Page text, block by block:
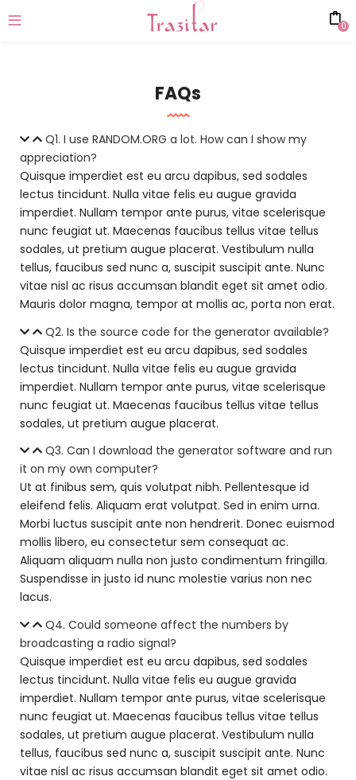
0
FAQs
Q1. I use RANDOM.ORG a lot. How can I show my
appreciation?
Quisque imperdiet est eu arcu dapibus, sed sodales
lectus tincidunt. Nulla vitae felis eu augue gravida
imperdiet. Nullam tempor ante purus, vitae scelerisque
nunc feugiat ut. Maecenas faucibus tellus vitae tellus
sodales, ut pretium augue placerat. Vestibulum nulla
tellus, faucibus sed nunc a, suscipit suscipit ante. Nunc
vitae nisl ac risus accumsan blandit eget sit amet odio.
Mauris dolor magna, tempor at mollis ac, porta non erat.
Q2. Is the source code for the generator available?
Quisque imperdiet est eu arcu dapibus, sed sodales
lectus tincidunt. Nulla vitae felis eu augue gravida
imperdiet. Nullam tempor ante purus, vitae scelerisque
nunc feugiat ut. Maecenas faucibus tellus vitae tellus
sodales, ut pretium augue placerat.
Q3. Can I download the generator software and run
it on my own computer?
Ut at finibus sem, quis volutpat nibh. Pellentesque id
eleifend felis. Aliquam erat volutpat. Sed in enim urna.
Morbi luctus suscipit ante non hendrerit. Donec euismod
mollis libero, eu consectetur sem consequat ac.
Aliquam aliquam nulla non justo condimentum fringilla.
Suspendisse in justo id nunc molestie varius non nec
lacus.
Q4. Could someone affect the numbers by
broadcasting a radio signal?
Quisque imperdiet est eu arcu dapibus, sed sodales
lectus tincidunt. Nulla vitae felis eu augue gravida
imperdiet. Nullam tempor ante purus, vitae scelerisque
nunc feugiat ut. Maecenas faucibus tellus vitae tellus
sodales, ut pretium augue placerat. Vestibulum nulla
tellus, faucibus sed nunc a, suscipit suscipit ante. Nunc
vitae nisl ac risus accumsan blandit eget sit amet odio.